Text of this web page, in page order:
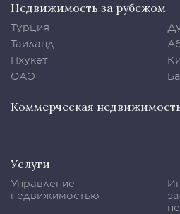
Недвижимость за рубежом
Турция
Таиланд
Пхукет
ОАЭ
Коммерческая
Услуги
Управление
недвижимостью